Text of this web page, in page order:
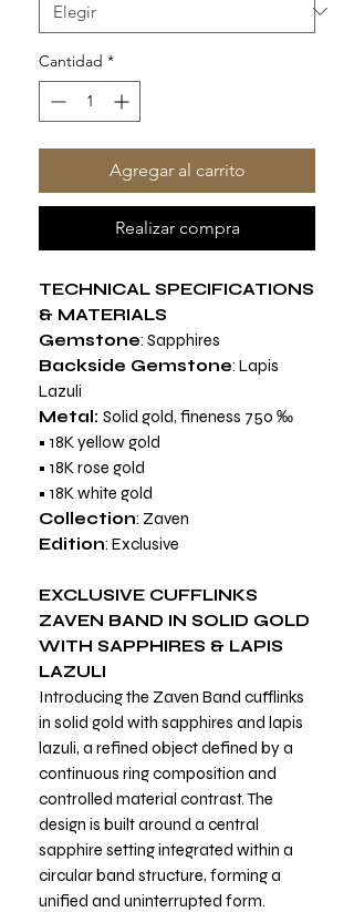
Cantidad *
Agregar al carrito
Realizar compra
TECHNICAL SPECIFICATIONS
& MATERIALS
Gemstone: Sapphires
Backside Gemstone: Lapis
Lazuli
Metal: Solid gold, fineness 750 ‰
• 18K yellow gold
• 18K rose gold
• 18K white gold
Collection: Zaven
Edition: Exclusive
EXCLUSIVE CUFFLINKS
ZAVEN BAND IN SOLID GOLD
WITH SAPPHIRES & LAPIS
LAZULI
Introducing the Zaven Band cufflinks
in solid gold with sapphires and lapis
lazuli, a refined object defined by a
continuous ring composition and
controlled material contrast. The
design is built around a central
sapphire setting integrated within a
circular band structure, forming a
unified and uninterrupted form.